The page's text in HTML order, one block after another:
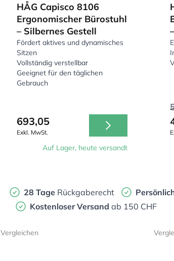
HÅG Capisco 8106
Ergonomischer Bürostuhl
– Silbernes Gestell
Fördert aktives und dynamisches
Sitzen
Vollständig verstellbar
Geeignet für den täglichen
Gebrauch
693,05
Exkl. MwSt.
Auf Lager, heute versandt
28 Tage Rückgaberecht
Kostenloser Versand ab 150 CHF
Vergleichen